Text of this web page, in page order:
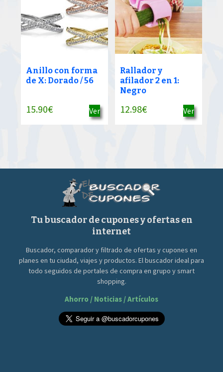
Anillo con forma
de X: Dorado / 56
15.90€ Ver
Rallador y
afilador 2 en 1:
Negro
12.98€ Ver
Tu buscador de cupones y ofertas en
internet
Buscador, comparador y filtrado de ofertas y cupones en
planes en tu ciudad, viajes y productos. El buscador ideal para
todo seguidos de portales de compra en grupo y smart
shopping.
Ahorro / Noticias / Artículos